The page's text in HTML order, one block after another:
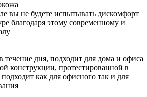
вы не будете испытывать дискомфорт
благодаря этому современному и
дня, подходит для дома и офиса
конструкции, протестированной в
как для офисного так и для